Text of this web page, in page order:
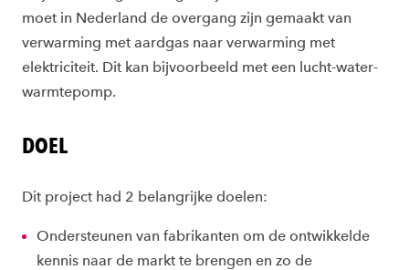
moet in Nederland de overgang zijn gemaakt van
verwarming met aardgas naar verwarming met
elektriciteit. Dit kan bijvoorbeeld met een lucht-water-
warmtepomp.
DOEL
Dit project had 2 belangrijke doelen:
Ondersteunen van fabrikanten om de ontwikkelde
kennis naar de markt te brengen en zo de